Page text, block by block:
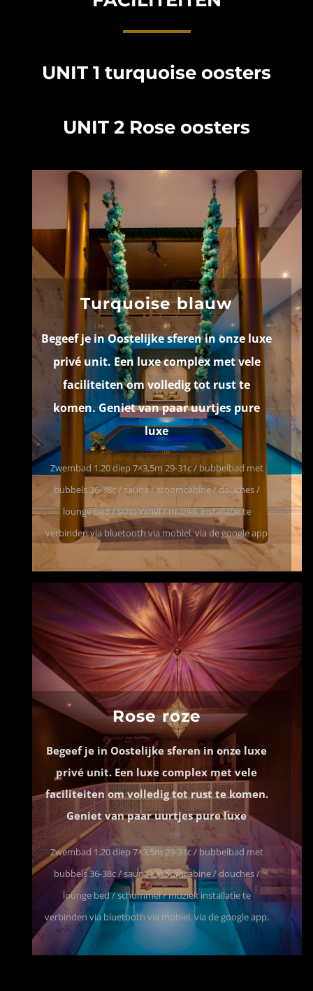
ANDERE VESTIGINGEN
UNIT 1 turquoise oosters
UNIT 2 Rose oosters
Turquoise blauw
Begeef je in Oostelijke sferen in onze luxe
privé unit. Een luxe complex met vele
faciliteiten om volledig tot rust te
komen. Geniet van paar uurtjes pure
luxe
Zwembad 1.20 diep 7×3,5m 29-31c / bubbelbad met
bubbels 36-38c / sauna / stoomcabine / douches /
lounge bed / schommel /muziek installatie te
verbinden via bluetooth via mobiel. via de google app
Rose roze
Begeef je in Oostelijke sferen in onze luxe
privé unit. Een luxe complex met vele
faciliteiten om volledig tot rust te komen.
Geniet van paar uurtjes pure luxe
Zwembad 1.20 diep 7×3,5m 29-31c / bubbelbad met
bubbels 36-38c / sauna / stoomcabine / douches /
lounge bed / schommel / muziek installatie te
verbinden via bluetooth via mobiel. via de google app.